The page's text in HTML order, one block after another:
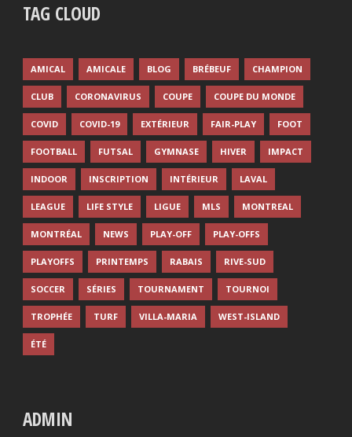
TAG CLOUD
AMICAL AMICALE BLOG BRÉBEUF CHAMPION
CLUB CORONAVIRUS COUPE COUPE DU MONDE
COVID COVID-19 EXTÉRIEUR FAIR-PLAY FOOT
FOOTBALL FUTSAL GYMNASE HIVER IMPACT
INDOOR INSCRIPTION INTÉRIEUR LAVAL
LEAGUE LIFE STYLE LIGUE MLS MONTREAL
MONTRÉAL NEWS PLAY-OFF PLAY-OFFS
PLAYOFFS PRINTEMPS RABAIS RIVE-SUD
SOCCER SÉRIES TOURNAMENT TOURNOI
TROPHÉE TURF VILLA-MARIA WEST-ISLAND
ÉTÉ
ADMIN